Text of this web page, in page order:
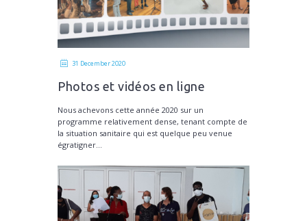
31 December 2020
Photos et vidéos en ligne
Nous achevons cette année 2020 sur un
programme relativement dense, tenant compte de
la situation sanitaire qui est quelque peu venue
égratigner...